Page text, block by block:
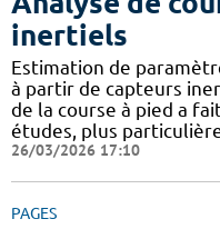
inertiels
Estimation de
à partir de capteurs
de la course à pied a
études, plus
26/03/2026 17:10
PAGES